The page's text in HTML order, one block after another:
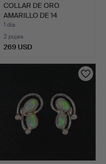
COLLAR DE ORO
AMARILLO DE 14
QUILATES, MÉX…
1 día
2 pujas
269 USD